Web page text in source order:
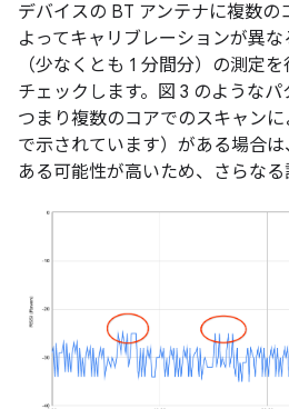
デバイスの BT アンテナに複数の
よってキャリブレーションが異
（少なくとも 1 分間分）の測定
チェックします。図 3 のようなパ
つまり複数のコアでのスキャン
で示されています）がある場合
ある可能性が高いため、さらなる